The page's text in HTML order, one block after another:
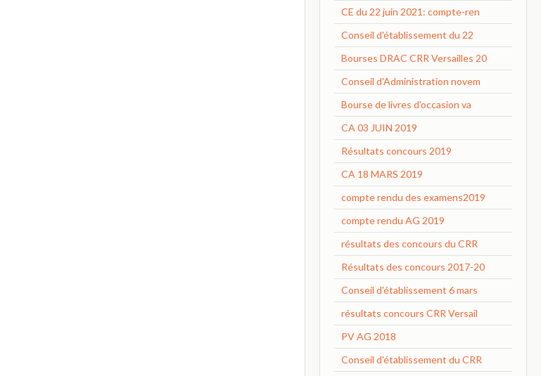
CE du 22 juin 2021: compte-ren
Conseil d'établissement du 22
Bourses DRAC CRR Versailles 20
Conseil d'Administration novem
Bourse de livres d'occasion va
CA 03 JUIN 2019
Résultats concours 2019
CA 18 MARS 2019
compte rendu des examens2019
compte rendu AG 2019
résultats des concours du CRR
Résultats des concours 2017-20
Conseil d'établissement 6 mars
résultats concours CRR Versail
PV AG 2018
Conseil d'établissement du CRR